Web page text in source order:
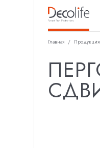
Главная / Продукция